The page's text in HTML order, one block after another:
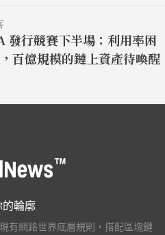
發行競賽下半場：利用率困
百億規模的鏈上資產待喚醒
輪廓
有網路世界底層規則，搭配區塊鏈